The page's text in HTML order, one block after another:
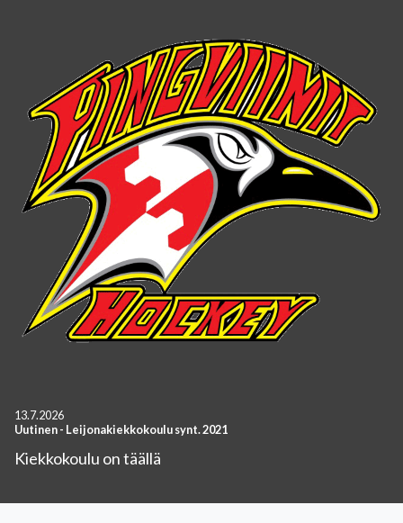
13.7.2026
Uutinen- Leijonakiekkokoulu synt. 2021
Kiekkokoulu on täällä